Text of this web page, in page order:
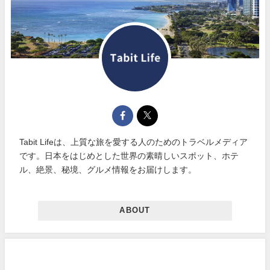
Tabit Lifeは、上質な旅を愛する人のためのトラベルメディア
です。日本をはじめとした世界の素晴しいスポット、ホテ
ル、絶景、秘境、グルメ情報をお届けします。
ABOUT